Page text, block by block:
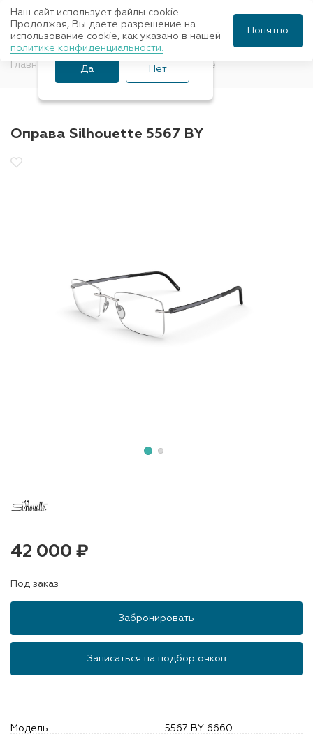
Главная Оправы для очков Silhouette
Оправа Silhouette 5567 BY
42 000 ₽
Под заказ
Забронировать
Записаться на подбор очков
Модель 5567 BY 6660
Ваш город Санкт-
Петербург?
Да Нет
Наш сайт использует файлы cookie.
Продолжая, Вы даете разрешение на
использование cookie, как указано в нашей
политике конфиденциальности.
Понятно